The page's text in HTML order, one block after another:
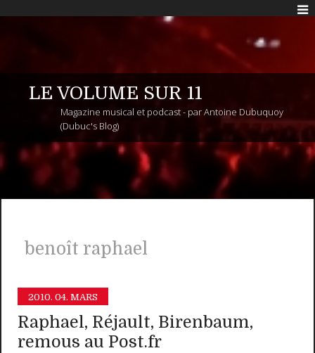
LE VOLUME SUR 11
Magazine musical et podcast - par Antoine Dubuquoy
(Dubuc's Blog)
benoît raphael
2010. 04. MARS
Raphael, Réjault, Birenbaum,
remous au Post.fr